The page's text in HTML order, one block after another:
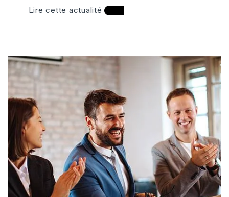
Lire cette actualité